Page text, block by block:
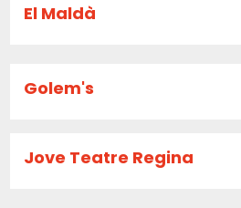
El Maldà
Golem's
Jove Teatre Regina